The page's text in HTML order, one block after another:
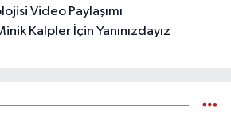
Video Paylaşımı
Kalpler İçin Yanınızdayız